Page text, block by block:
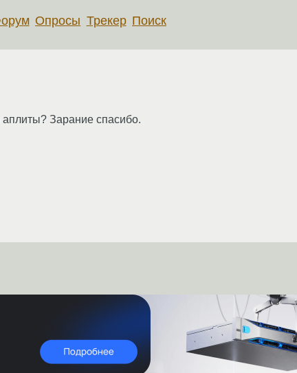
Опросы Трекер Поиск
аплиты? Зарание спасибо.